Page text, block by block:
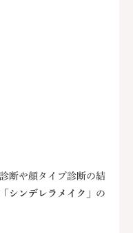
断や顔タイプ診断の結
「シンデレラメイク」 の